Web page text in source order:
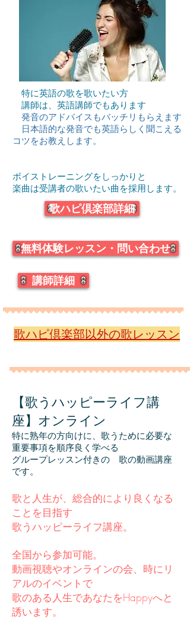
特に英語の歌を歌いたい方
講師は、英語講師でもあります
発音のアドバイスもバッチリもらえます
日本語的な発音でも英語らしく聞こえる
コツをお教えします。
ボイストレーニングをしっかりと
楽曲は受講者の歌いたい曲を採用します。​
歌ハピ倶楽部詳細
無料体験レッスン・問い合わせ
講師詳細
歌ハピ倶楽部以外の歌レッスン
【歌うハッピーライフ講
座】オンライン
​特に熟年の方向けに、歌うために必要な
重要事項を順序良く学べる
​グループレッスン付きの 歌の動画講座
です。
歌と人生が、総合的により良くなる
ことを目指す
歌うハッピーライフ講座。
全国から参加可能。
​動画視聴やオンラインの会、時にリ
アルのイベントで
歌のある人生であなたをHappyへと
誘います。